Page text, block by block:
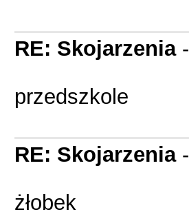
RE: Skojarzenia-
przedszkole
RE: Skojarzenia-
żłobek